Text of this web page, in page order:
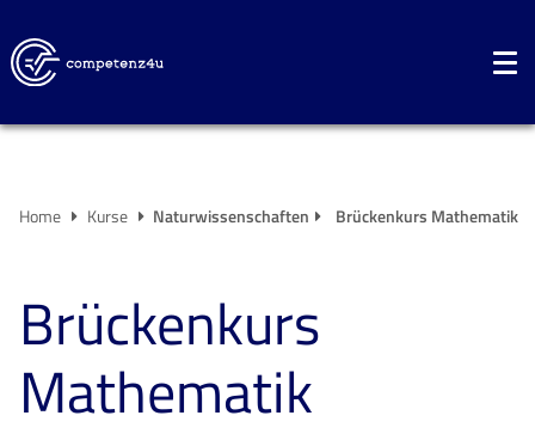
Home Kurse Naturwissenschaften Brückenkurs Mathematik
Brückenkurs
Mathematik